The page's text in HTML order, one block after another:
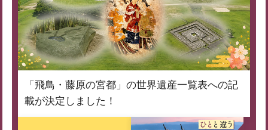
「飛鳥・藤原の宮都」の世界遺産一覧表への記
載が決定しました！